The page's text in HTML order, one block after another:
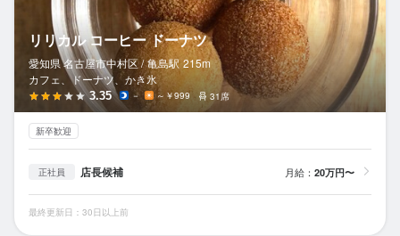
リリカル コーヒー ドーナツ
愛知県 名古屋市中村区 / 亀島駅 215m
カフェ、ドーナツ、かき氷
3.35 － ～￥999 31席
新卒歓迎
正社員 店長候補 月給： 20万円〜
最終更新日：30日以上前